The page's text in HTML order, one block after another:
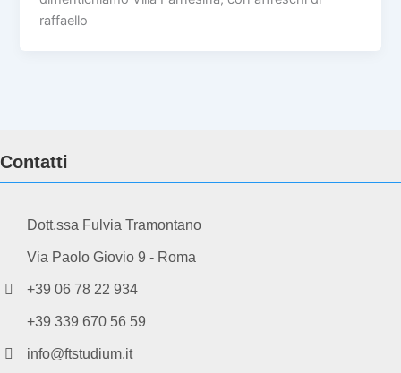
raffaello
Contatti
Dott.ssa Fulvia Tramontano
Via Paolo Giovio 9 - Roma
+39 06 78 22 934
+39 339 670 56 59
info@ftstudium.it